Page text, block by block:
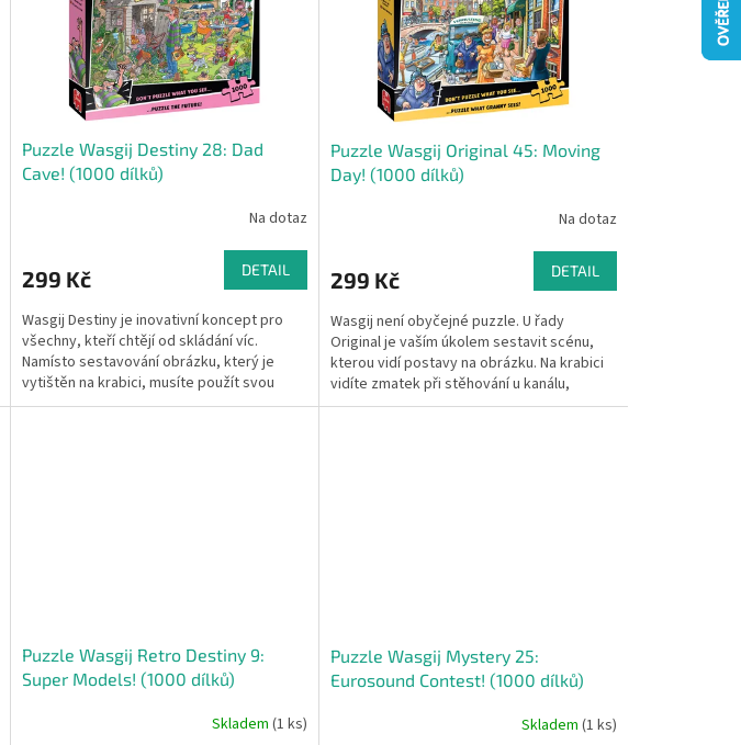
Puzzle Wasgij Destiny 28: Dad
Cave! (1000 dílků)
Na dotaz
299 Kč DETAIL
Wasgij Destiny je inovativní koncept pro
všechny, kteří chtějí od skládání víc.
Namísto sestavování obrázku, který je
vytištěn na krabici, musíte použít svou
představivost a...
Puzzle Wasgij Original 45: Moving
Day! (1000 dílků)
Na dotaz
299 Kč DETAIL
Wasgij není obyčejné puzzle. U řady
Original je vaším úkolem sestavit scénu,
kterou vidí postavy na obrázku. Na krabici
vidíte zmatek při stěhování u kanálu,
babičku v šoku a...
Puzzle Wasgij Retro Destiny 9:
Super Models! (1000 dílků)
Skladem (1 ks)
Puzzle Wasgij Mystery 25:
Eurosound Contest! (1000 dílků)
Skladem (1 ks)